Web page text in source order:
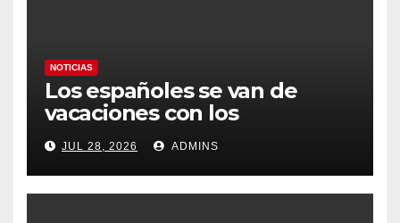
NOTICIAS
Los españoles se van de
vacaciones con los
carburantes hasta un 21%
más caros que el año pasado
y los hoteles disparados
JUL 28, 2026 ADMINS